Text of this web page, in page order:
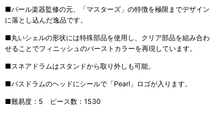
■パール楽器監修の元、「マスターズ」の特徴を極限までデザイン
に落とし込んだ逸品です。
■丸いシェルの形状には特殊部品を使用し、クリア部品を組み合わ
せることでフィニッシュのバーストカラーを再現しています。
■スネアドラムはスタンドから取り外しも可能。
■バスドラムのヘッドにシールで「Pearl」ロゴが入ります。
■難易度：5 ピース数：1530